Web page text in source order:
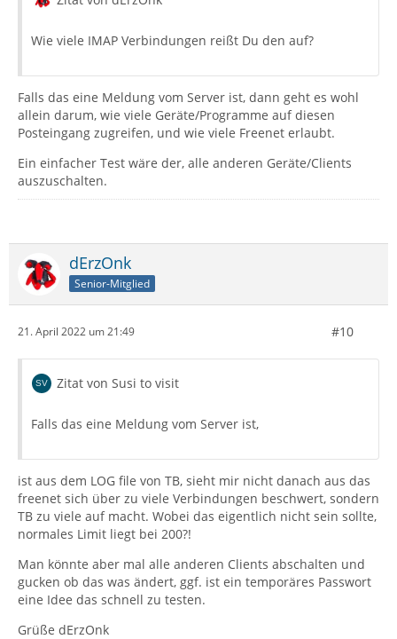
Wie viele IMAP Verbindungen reißt Du den auf?
Falls das eine Meldung vom Server ist, dann geht es wohl
allein darum, wie viele Geräte/Programme auf diesen
Posteingang zugreifen, und wie viele Freenet erlaubt.
Ein einfacher Test wäre der, alle anderen Geräte/Clients
auszuschalten.
dErzOnk
Senior-Mitglied
21. April 2022 um 21:49 #10
Zitat von Susi to visit
Falls das eine Meldung vom Server ist,
ist aus dem LOG file von TB, sieht mir nicht danach aus das
freenet sich über zu viele Verbindungen beschwert, sondern
TB zu viele auf macht. Wobei das eigentlich nicht sein sollte,
normales Limit liegt bei 200?!
Man könnte aber mal alle anderen Clients abschalten und
gucken ob das was ändert, ggf. ist ein temporäres Passwort
eine Idee das schnell zu testen.
Grüße dErzOnk